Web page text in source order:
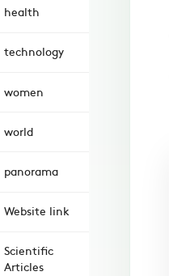
health
technology
women
world
panorama
Website link
Scientific
Articles